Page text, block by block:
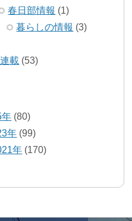
春日部情報 (1)
暮らしの情報 (3)
載 (53)
年 (80)
年 (99)
年 (170)